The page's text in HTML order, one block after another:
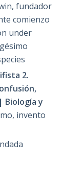
fundador
comienzo
under
2.
Biología y
invento